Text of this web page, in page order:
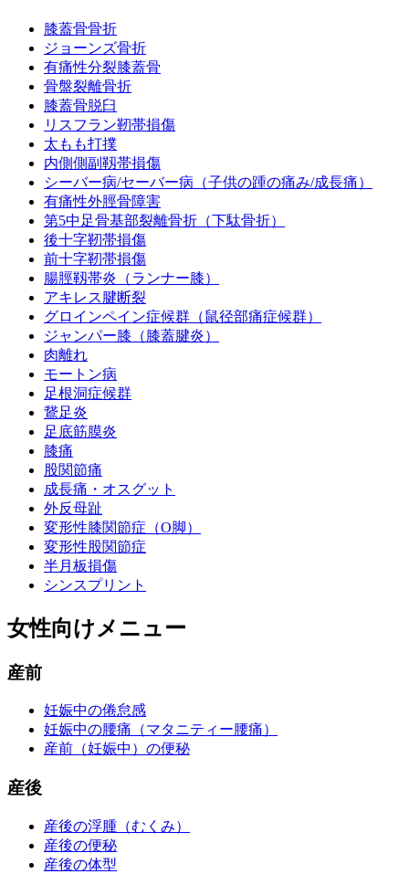
膝蓋骨骨折
ジョーンズ骨折
有痛性分裂膝蓋骨
骨盤裂離骨折
膝蓋骨脱臼
リスフラン靭帯損傷
太もも打撲
内側側副靱帯損傷
シーバー病/セーバー病（子供の踵の痛み/成長痛）
有痛性外脛骨障害
第5中足骨基部裂離骨折（下駄骨折）
後十字靭帯損傷
前十字靭帯損傷
腸脛靱帯炎（ランナー膝）
アキレス腱断裂
グロインペイン症候群（鼠径部痛症候群）
ジャンパー膝（膝蓋腱炎）
肉離れ
モートン病
足根洞症候群
鵞足炎
足底筋膜炎
膝痛
股関節痛
成長痛・オスグット
外反母趾
変形性膝関節症（O脚）
変形性股関節症
半月板損傷
シンスプリント
女性向けメニュー
産前
妊娠中の倦怠感
妊娠中の腰痛（マタニティー腰痛）
産前（妊娠中）の便秘
産後
産後の浮腫（むくみ）
産後の便秘
産後の体型